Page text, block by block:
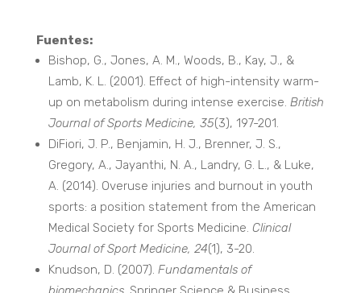
Fuentes:
Bishop, G., Jones, A. M., Woods, B., Kay, J., &
Lamb, K. L. (2001). Effect of high-intensity warm-
up on metabolism during intense exercise. British
Journal of Sports Medicine, 35(3), 197-201.
DiFiori, J. P., Benjamin, H. J., Brenner, J. S.,
Gregory, A., Jayanthi, N. A., Landry, G. L., & Luke,
A. (2014). Overuse injuries and burnout in youth
sports: a position statement from the American
Medical Society for Sports Medicine. Clinical
Journal of Sport Medicine, 24(1), 3-20.
Knudson, D. (2007). Fundamentals of